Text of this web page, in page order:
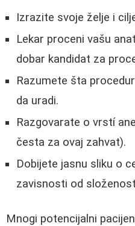
Izrazite svoje želje i
Lekar proceni vašu
dobar kandidat za
Razumete šta
da uradi.
Razgovarate o vrstí
česta za ovaj zahvat).
Dobijete jasnu sliku o
zavisnosti od
Mnogi potencijalni